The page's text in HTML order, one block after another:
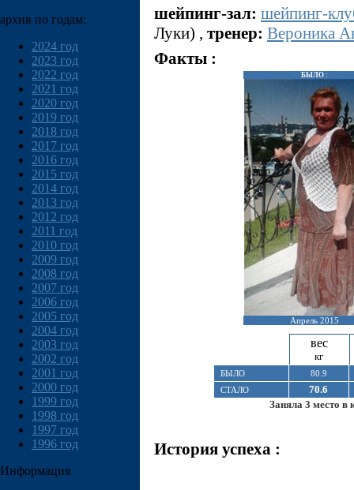
архив по годам:
2024 год
2023 год
2022 год
2021 год
2020 год
2019 год
2018 год
2017 год
2016 год
2015 год
2014 год
2013 год
2012 год
2011 год
2010 год
2009 год
2008 год
2007 год
2006 год
2005 год
2004 год
2003 год
2002 год
2001 год
2000 год
1999 год
1998 год
1997 год
1996 год
Информация
шейпинг-зал: шейпинг-
Луки) , тренер: Вероника
Факты :
БЫЛО :
Апрель 2015
вес
кг
БЫЛО
80.9
СТАЛО
70.6
Заняла 3 место в
История успеха :